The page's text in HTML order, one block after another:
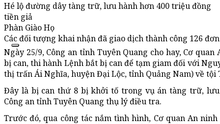
Hé lộ đường dây tàng trữ, lưu hành hơn 400 triệu đồng
tiền giả
Phàn Giào Họ
Các đối tượng khai nhận đã giao dịch thành công 126
Ngày 25/9, Công an tỉnh Tuyên Quang cho hay, Cơ
bị can, thi hành Lệnh bắt bị can để tạm giam đối với
thị trấn Ái Nghĩa, huyện Đại Lộc, tỉnh Quảng Nam) về
Đây là bị can thứ 8 bị khởi tố trong vụ án tàng trữ,
Công an tỉnh Tuyên Quang thụ lý điều tra.
Trước đó, qua công tác nắm tình hình, Cơ quan An